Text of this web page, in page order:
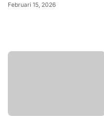
Februari 15, 2026